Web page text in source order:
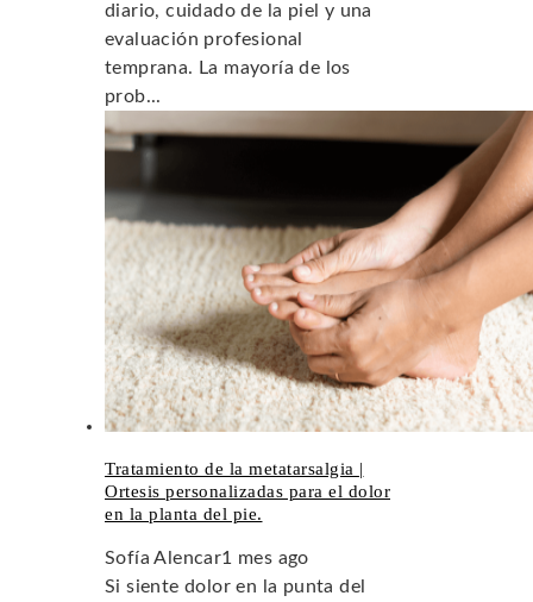
diario, cuidado de la piel y una
evaluación profesional
temprana. La mayoría de los
prob...
Tratamiento de la metatarsalgia |
Ortesis personalizadas para el dolor
en la planta del pie.
Sofía Alencar1 mes ago
Si siente dolor en la punta del